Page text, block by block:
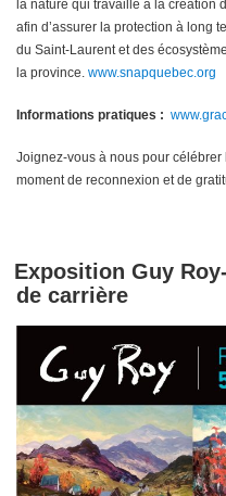
la nature qui travaille à la création
afin d’assurer la protection à long
du Saint-Laurent et des
la province. www.snapquebec.org
Informations pratiques :
Joignez-vous à nous pour
moment de reconnexion et de
Exposition Guy
de carrière